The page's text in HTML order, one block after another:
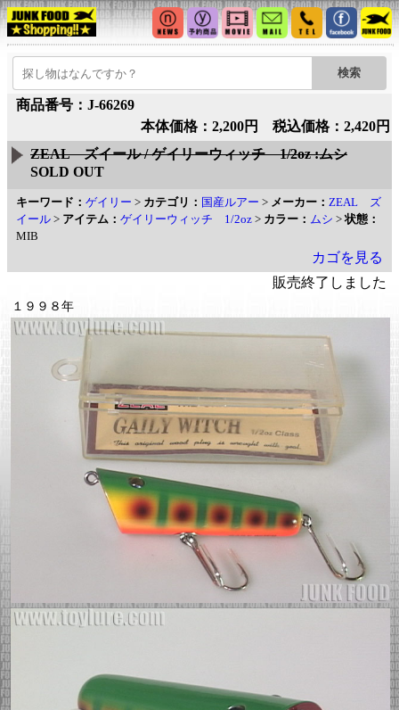
商品番号：J-66269
本体価格：2,200円 税込価格：2,420円
ZEAL ズイール / ゲイリーウィッチ 1/2oz :ムシ
SOLD OUT
キーワード： ゲイリー > カテゴリ： 国産ルアー > メーカー： ZEAL ズ
イール > アイテム： ゲイリーウィッチ 1/2oz > カラー： ムシ >状態：
MIB
カゴを見る
販売終了しました
１９９８年